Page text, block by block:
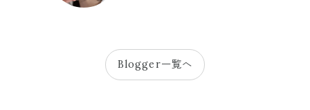
Blogger一覧へ